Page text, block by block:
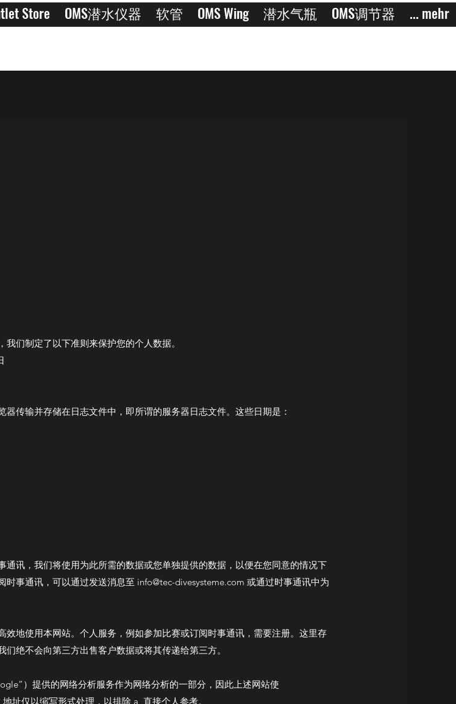
Store OMS潜水仪器 软管 OMS Wing 潜水气瓶 OMS调节器 ... mehr
们制定了以下准则来保护您的个人数据。
传输并存储在日志文件中，即所谓的服务器日志文件。这些日期是：
讯，我们将使用为此所需的数据或您单独提供的数据，以便在您同意的情况下
事通讯，可以通过发送消息至 info@tec-divesysteme.com 或通过时事通讯中为
地使用本网站。个人服务，例如参加比赛或订阅时事通讯，需要注册。这里存
绝不会向第三方出售客户数据或将其传递给第三方。
）提供的网络分析服务作为网络分析的一部分，因此上述网站使
址仅以缩写形式处理，以排除 a 直接个人参考。